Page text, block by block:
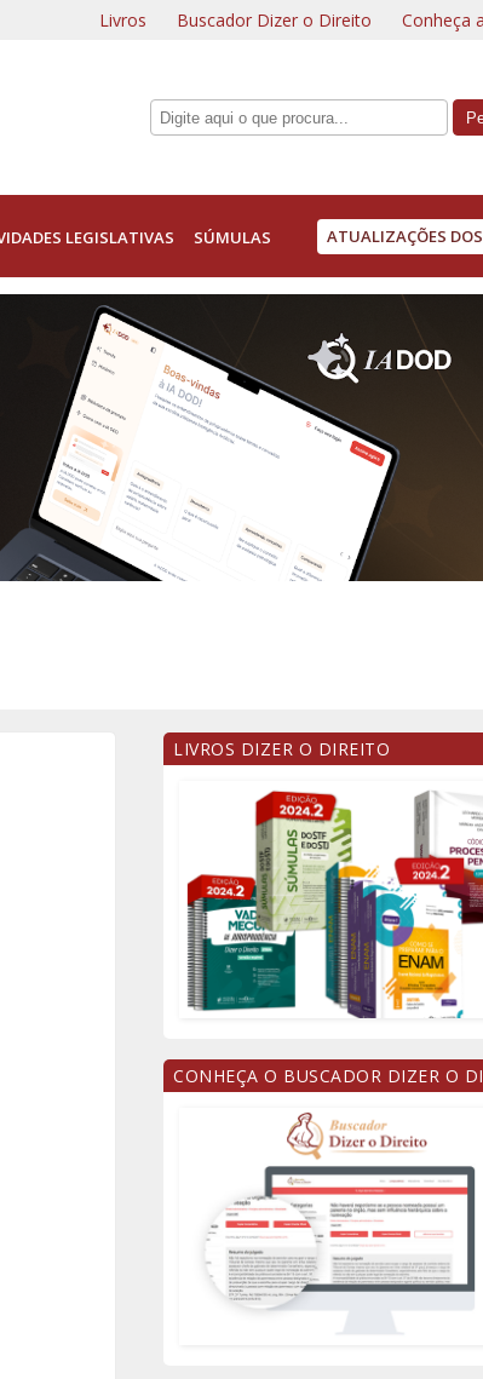
Livros Buscador Dizer o Direito Conheça
LEGISLATIVAS SÚMULAS ATUALIZAÇÕES
LIVROS DIZER O DIREITO
CONHEÇA O BUSCADOR DIZER O